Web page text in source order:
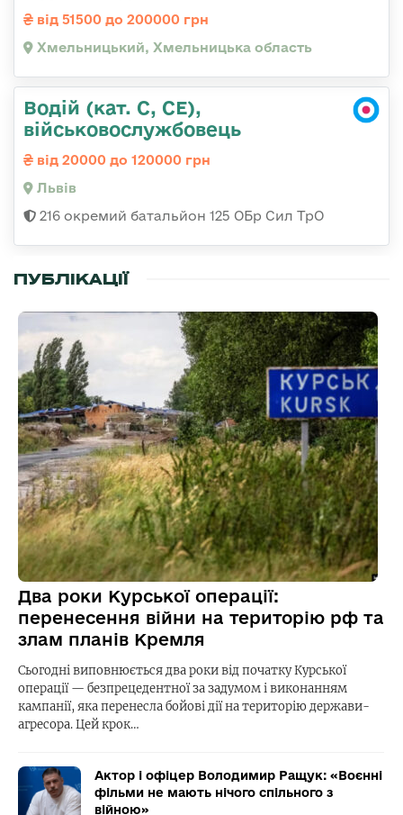
від 51500 до 200000 грн
Хмельницький, Хмельницька область
Водій (кат. С, СЕ),
військовослужбовець
від 20000 до 120000 грн
Львів
216 окремий батальйон 125 ОБр Сил ТрО
ПУБЛІКАЦІЇ
Два роки Курської операції:
перенесення війни на територію рф та
злам планів Кремля
Сьогодні виповнюється два роки від початку Курської
операції — безпрецедентної за задумом і виконанням
кампанії, яка перенесла бойові дії на територію держави-
агресора. Цей крок…
Актор і офіцер Володимир Ращук: «Воєнні
фільми не мають нічого спільного з
війною»